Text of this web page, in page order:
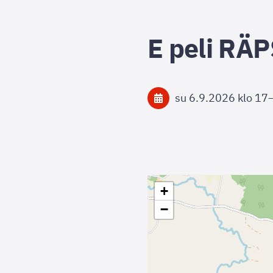
E peli
su 6.9.2026 klo 17
+
−